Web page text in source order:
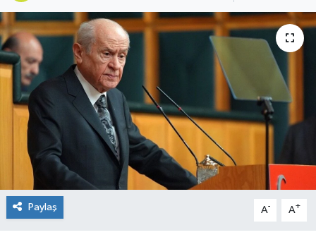
Paylaş A- A+